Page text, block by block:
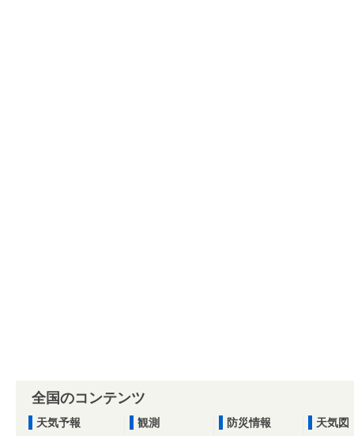
全国のコンテンツ
天気予報
観測
防災情報
天気図